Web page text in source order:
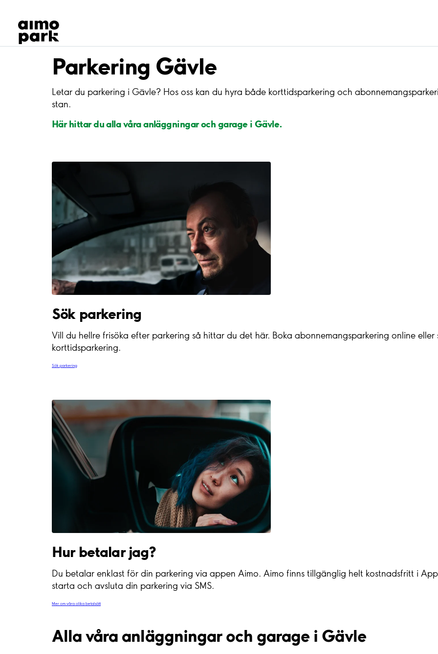
Hitta parkering
Samarbete
Kundservice
Om Aimo Park
Parkering Gävle
Letar du parkering i Gävle? Hos oss kan du hyra både korttidsparkering och
stan.
Här hittar du alla våra anläggningar och garage i Gävle.
Sök parkering
Vill du hellre frisöka efter parkering så hittar du det här. Boka abonnemangsparkering online
korttidsparkering.
Sök parkering
Hur betalar jag?
Du betalar enklast för din parkering via appen Aimo. Aimo finns tillgänglig helt kostnadsfritt i
starta och avsluta din parkering via SMS.
Mer om våra olika betalsätt
Alla våra anläggningar och garage i Gävle